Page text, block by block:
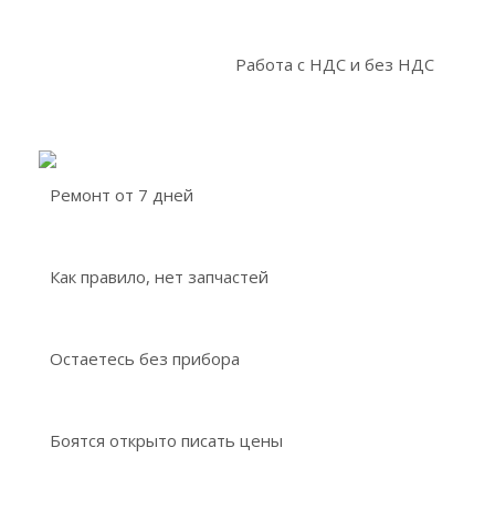
Работа с НДС и без НДС
Ремонт от 7 дней
Как правило, нет запчастей
Остаетесь без прибора
Боятся открыто писать цены